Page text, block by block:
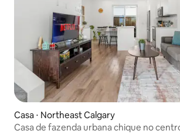
Casa ⋅ Northeast Calgary
Casa de fazenda urbana chique no